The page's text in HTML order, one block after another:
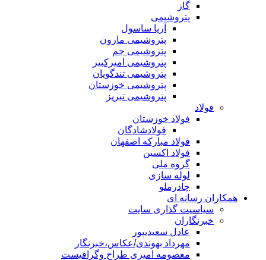
گاز
پتروشیمی
آریا ساسول
پتروشیمی مارون
پتروشیمی جم
پتروشیمی امیرکبیر
پتروشیمی تندگویان
پتروشیمی خوزستان
پتروشیمی تبریز
فولاد
فولاد خوزستان
فولادشادگان
فولاد مبارکه اصفهان
فولاد اکسین
گروه ملی
لوله سازی
چادرملو
همکاران رسانه ای
سیاسیت گذاری سایت
خبرنگاران
عادل سعیدیپور
مهرداد بهوندی/عکاس،خبرنگار
معصومه امیری طراح وگرافیست